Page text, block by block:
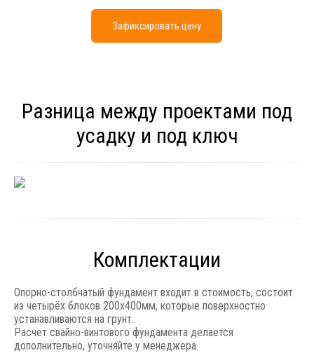
Зафиксировать цену
Разница между проектами под
усадку и под ключ
Комплектации
Опорно-столбчатый фундамент входит в стоимость, состоит
из четырёх блоков 200x400мм, которые поверхностно
устанавливаются на грунт.
Расчет свайно-винтового фундамента делается
дополнительно, уточняйте у менеджера.